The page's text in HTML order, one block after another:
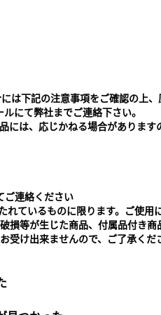
は下記の注意事項をご確認の上、
にて弊社までご連絡下さい。
には、応じかねる場合があります
ご連絡ください
れているものに限ります。ご使用
損等が生じた商品、付属品付き商
受け出来ませんので、ご了承くだ